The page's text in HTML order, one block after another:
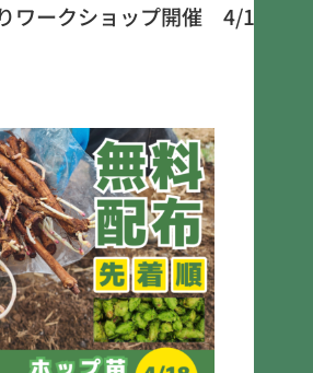
ワークショップ開催 4/18